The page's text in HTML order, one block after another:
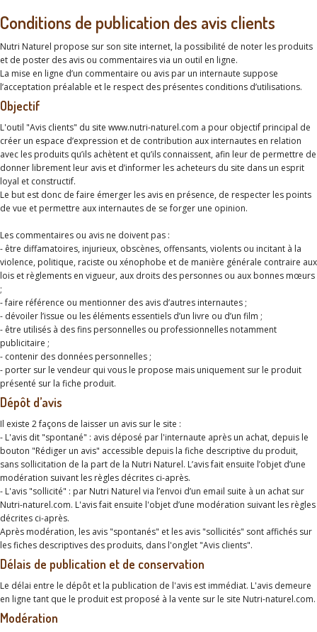
Conditions de publication des avis clients
Nutri Naturel propose sur son site internet, la possibilité de noter les produits
et de poster des avis ou commentaires via un outil en ligne.
La mise en ligne d’un commentaire ou avis par un internaute suppose
l’acceptation préalable et le respect des présentes conditions d’utilisations.
Objectif
L'outil "Avis clients" du site www.nutri-naturel.com a pour objectif principal de
créer un espace d’expression et de contribution aux internautes en relation
avec les produits qu’ils achètent et qu’ils connaissent, afin leur de permettre de
donner librement leur avis et d’informer les acheteurs du site dans un esprit
loyal et constructif.
Le but est donc de faire émerger les avis en présence, de respecter les points
de vue et permettre aux internautes de se forger une opinion.
Les commentaires ou avis ne doivent pas :
- être diffamatoires, injurieux, obscènes, offensants, violents ou incitant à la
violence, politique, raciste ou xénophobe et de manière générale contraire aux
lois et règlements en vigueur, aux droits des personnes ou aux bonnes mœurs
;
- faire référence ou mentionner des avis d’autres internautes ;
- dévoiler l’issue ou les éléments essentiels d’un livre ou d’un film ;
- être utilisés à des fins personnelles ou professionnelles notamment
publicitaire ;
- contenir des données personnelles ;
- porter sur le vendeur qui vous le propose mais uniquement sur le produit
présenté sur la fiche produit.
Dépôt d’avis
Il existe 2 façons de laisser un avis sur le site :
- L'avis dit "spontané" : avis déposé par l'internaute après un achat, depuis le
bouton "Rédiger un avis" accessible depuis la fiche descriptive du produit,
sans sollicitation de la part de la Nutri Naturel. L’avis fait ensuite l’objet d’une
modération suivant les règles décrites ci-après.
- L'avis "sollicité" : par Nutri Naturel via l’envoi d’un email suite à un achat sur
Nutri-naturel.com. L'avis fait ensuite l'objet d’une modération suivant les règles
décrites ci-après.
Après modération, les avis "spontanés" et les avis "sollicités" sont affichés sur
les fiches descriptives des produits, dans l'onglet "Avis clients".
Délais de publication et de conservation
Le délai entre le dépôt et la publication de l'avis est immédiat. L'avis demeure
en ligne tant que le produit est proposé à la vente sur le site Nutri-naturel.com.
Modération